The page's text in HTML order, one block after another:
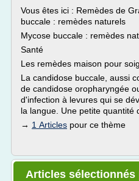
Vous êtes ici : Remèdes de
buccale : remèdes naturels
Mycose buccale : remèdes
Santé
Les remèdes maison pour
La candidose buccale, aussi
de candidose oropharyngée
d'infection à levures qui se
la langue. Une petite quantité
→ 1 Articles pour ce thème
Articles sélectionnés